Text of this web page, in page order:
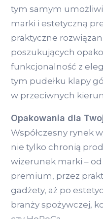
tym samym
marki i estetyczną
praktyczne
poszukujących
funkcjonalność z
tym pudełku klapy
w przeciwnych
Opakowania dla
Współczesny rynek
nie tylko chronią
wizerunek marki –
premium, przez
gadżety, aż po
branży spożywczej,